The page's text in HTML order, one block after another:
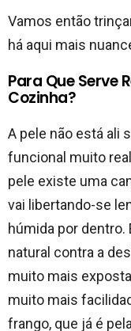
Vamos então
há aqui mais
Para Que Serve
Cozinha?
A pele não está ali
funcional muito
pele existe uma
vai libertando-se
húmida por
natural contra a
muito mais
muito mais
frango, que já é